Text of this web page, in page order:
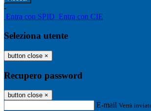
-
Entra con SPID Entra con CIE
Seleziona utente
button close ×
Recupero password
button close ×
E-mail Verrà